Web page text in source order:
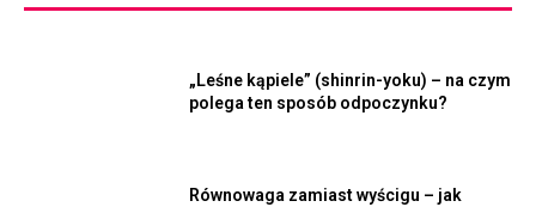
„Leśne kąpiele” (shinrin-yoku) – na czym
polega ten sposób odpoczynku?
Równowaga zamiast wyścigu – jak